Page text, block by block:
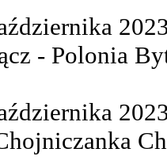
- Polonia